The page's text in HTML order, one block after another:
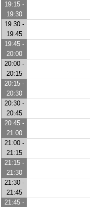
19:15 -
19:30
19:30 -
19:45
19:45 -
20:00
20:00 -
20:15
20:15 -
20:30
20:30 -
20:45
20:45 -
21:00
21:00 -
21:15
21:15 -
21:30
21:30 -
21:45
21:45 -